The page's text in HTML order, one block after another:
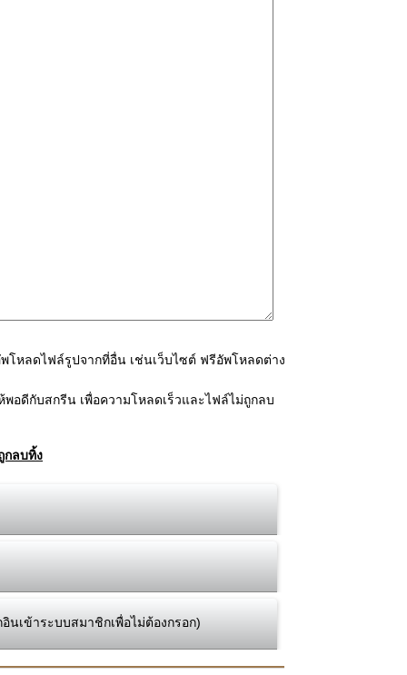
โหลดไฟล์รูปจากที่อื่น เช่นเว็บไซต์ ฟรีอัพโหลดต่าง
อดีกับสกรีน เพื่อความโหลดเร็วและไฟล์ไม่ถูกลบ
กลบทิ้ง
นเข้าระบบสมาชิกเพื่อไม่ต้องกรอก)